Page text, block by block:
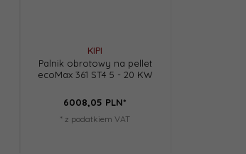
KIPI
Palnik obrotowy na pellet
ecoMax 361 ST4 5 - 20 KW
6008,05 PLN*
* z podatkiem VAT